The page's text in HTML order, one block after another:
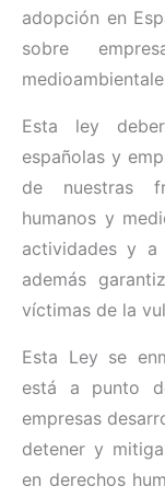
adopción en
sobre
Esta ley
españolas y
de nuestras
humanos y
actividades y
además
víctimas de la
Esta Ley se
está a punto
empresas
detener y
en derechos